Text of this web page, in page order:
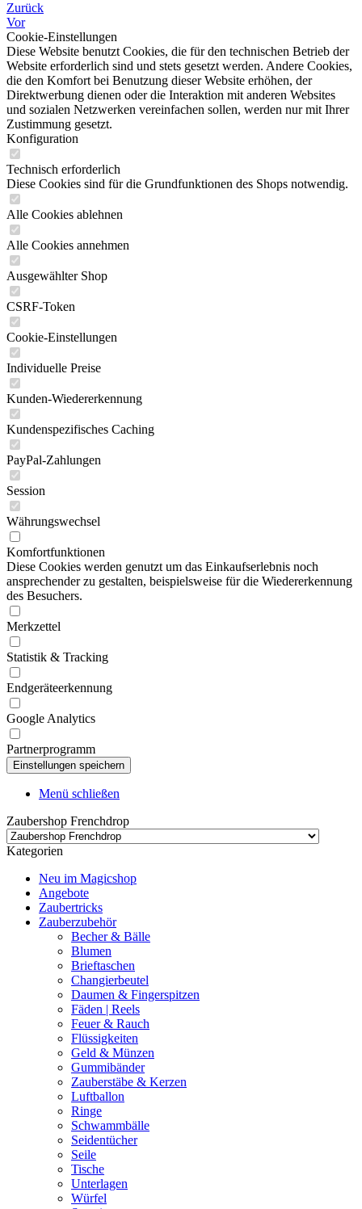
Zurück
Vor
Cookie-Einstellungen
Diese Website benutzt Cookies, die für den technischen Betrieb der
Website erforderlich sind und stets gesetzt werden. Andere Cookies,
die den Komfort bei Benutzung dieser Website erhöhen, der
Direktwerbung dienen oder die Interaktion mit anderen Websites
und sozialen Netzwerken vereinfachen sollen, werden nur mit Ihrer
Zustimmung gesetzt.
Konfiguration
Technisch erforderlich
Diese Cookies sind für die Grundfunktionen des Shops notwendig.
Alle Cookies ablehnen
Alle Cookies annehmen
Ausgewählter Shop
CSRF-Token
Cookie-Einstellungen
Individuelle Preise
Kunden-Wiedererkennung
Kundenspezifisches Caching
PayPal-Zahlungen
Session
Währungswechsel
Komfortfunktionen
Diese Cookies werden genutzt um das Einkaufserlebnis noch
ansprechender zu gestalten, beispielsweise für die Wiedererkennung
des Besuchers.
Merkzettel
Statistik & Tracking
Endgeräteerkennung
Google Analytics
Partnerprogramm
Menü schließen
Zaubershop Frenchdrop
Kategorien
Neu im Magicshop
Angebote
Zaubertricks
Zauberzubehör
Becher & Bälle
Blumen
Brieftaschen
Changierbeutel
Daumen & Fingerspitzen
Fäden | Reels
Feuer & Rauch
Flüssigkeiten
Geld & Münzen
Gummibänder
Zauberstäbe & Kerzen
Luftballon
Ringe
Schwammbälle
Seidentücher
Seile
Tische
Unterlagen
Würfel